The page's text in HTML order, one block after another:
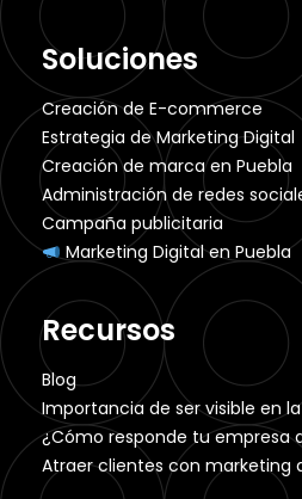
Soluciones
Creación de E-commerce
Estrategia de Marketing Digital
Creación de marca en Puebla
Administración de redes
Campaña publicitaria
Marketing Digital en Puebla
Recursos
Blog
Importancia de ser visible en
¿Cómo responde tu empresa
Atraer clientes con marketing